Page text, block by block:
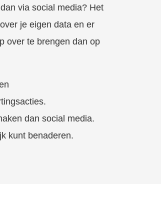
via social media? Het
je eigen data en er
over te brengen dan op
dan social media.
kunt benaderen.